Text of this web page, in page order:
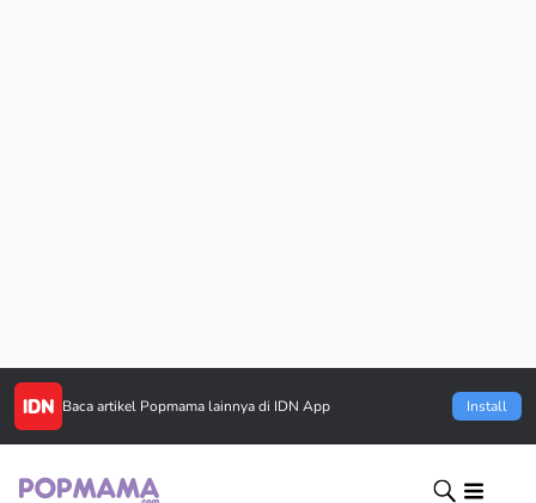
Baca artikel Popmama lainnya di IDN App Install